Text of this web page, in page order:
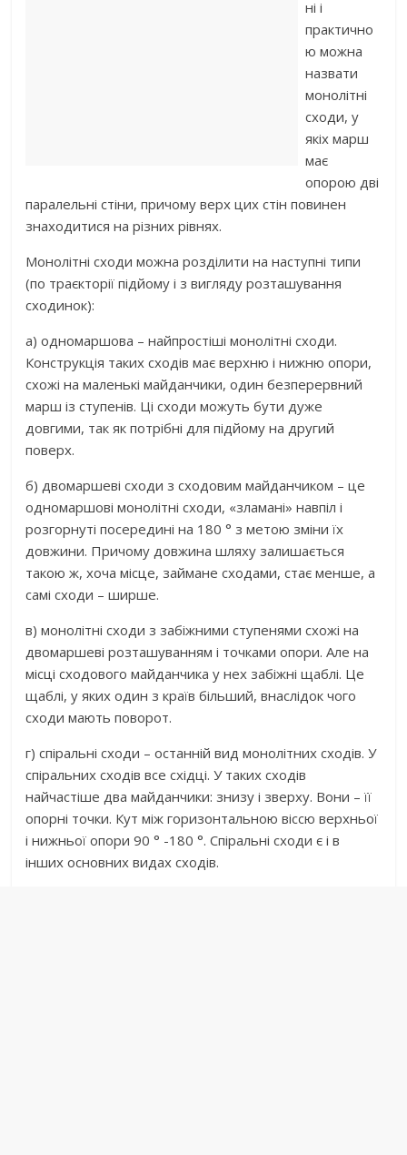
ні і
практично
ю можна
назвати
монолітні
сходи, у
якіх марш
має
опорою дві
паралельні стіни, причому верх цих стін повинен
знаходитися на різних рівнях.
Монолітні сходи можна розділити на наступні типи
(по траєкторії підйому і з вигляду розташування
сходинок):
а) одномаршова – найпростіші монолітні сходи.
Конструкція таких сходів має верхню і нижню опори,
схожі на маленькі майданчики, один безперервний
марш із ступенів. Ці сходи можуть бути дуже
довгими, так як потрібні для підйому на другий
поверх.
б) двомаршеві сходи з сходовим майданчиком – це
одномаршові монолітні сходи, «зламані» навпіл і
розгорнуті посередині на 180 ° з метою зміни їх
довжини. Причому довжина шляху залишається
такою ж, хоча місце, займане сходами, стає менше, а
самі сходи – ширше.
в) монолітні сходи з забіжними ступенями схожі на
двомаршеві розташуванням і точками опори. Але на
місці сходового майданчика у нех забіжні щаблі. Це
щаблі, у яких один з країв більший, внаслідок чого
сходи мають поворот.
г) спіральні сходи – останній вид монолітних сходів. У
спіральних сходів все східці. У таких сходів
найчастіше два майданчики: знизу і зверху. Вони – її
опорні точки. Кут між горизонтальною віссю верхньої
і нижньої опори 90 ° -180 °. Спіральні сходи є і в
інших основних видах сходів.